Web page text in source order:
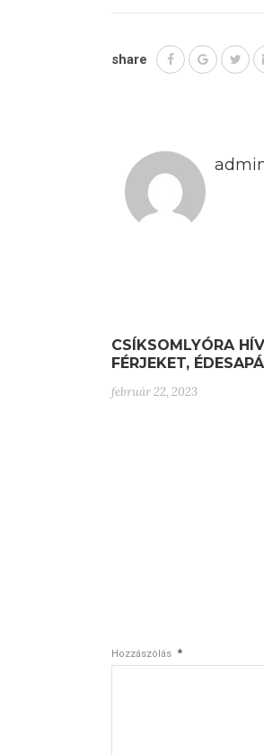
share
CSÍKSOMLYÓRA
FÉRJEKET,
február 22, 2023
Hozzászólás *